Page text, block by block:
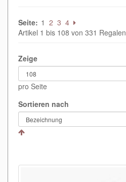
Seite: 1 2 3 4
Artikel 1 bis 108 von 331 Regalen
Zeige
pro Seite
Sortieren nach